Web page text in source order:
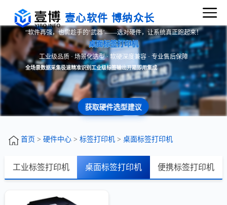
壹心软件 博纳众长
“软件再强，也需趁手的‘武器’——选对硬件，让系统真正跑起来！
桌面标签打印机
工业级品质 · 场景化选型 · 软硬深度兼容 · 专业售后保障
全场景数据采集极速精准识别工业级标签输出开箱即用集成
获取硬件选型建议
首页 > 硬件中心> 标签打印机> 桌面标签打印机
工业标签打印机 桌面标签打印机 便携标签打印机